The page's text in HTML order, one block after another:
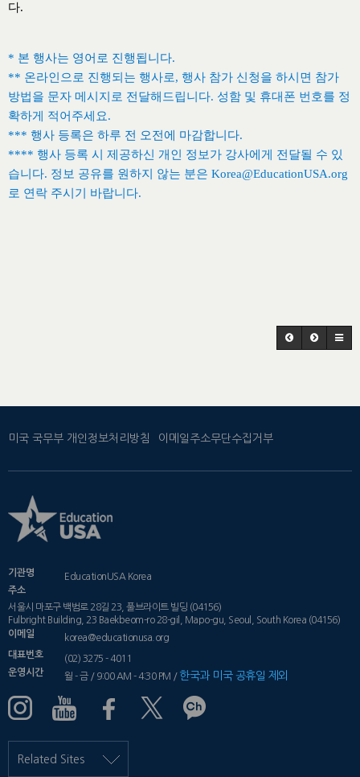
다.
* 본 행사는 영어로 진행됩니다.
** 온라인으로 진행되는 행사로, 행사 참가 신청을 하시면 참가
방법을 문자 메시지로 전달해드립니다. 성함 및 휴대폰 번호를 정
확하게 적어주세요.
*** 행사 등록은 하루 전 오전에 마감합니다.
**** 행사 등록 시 제공하신 개인 정보가 강사에게 전달될 수 있
습니다. 정보 공유를 원하지 않는 분은 Korea@EducationUSA.org
로 연락 주시기 바랍니다.
미국 국무부 개인정보처리방침 이메일주소무단수집거부
기관명
EducationUSA Korea
주소
서울시 마포구 백범로 28길 23, 풀브라이트 빌딩 (04156)
Fulbright Building, 23 Baekbeom-ro 28-gil, Mapo-gu, Seoul, South Korea (04156)
이메일
korea@educationusa.org
대표번호
(02) 3275 - 4011
운영시간
월 - 금 / 9:00 AM - 4:30 PM / 한국과 미국 공휴일 제외
Related Sites